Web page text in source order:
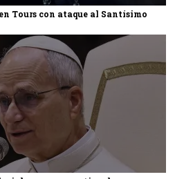
Tours con ataque al Santísimo